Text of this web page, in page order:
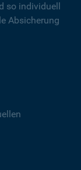
so individuell
Absicherung